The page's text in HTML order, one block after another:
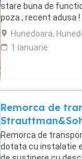
stare buna de
poza , recent adusa !
Hunedoara,
1 ianuarie
Remorca de
Remorca de
dotata cu instalatie